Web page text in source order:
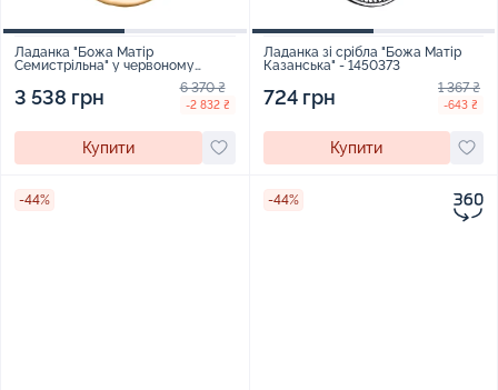
Ладанка "Божа Матір
Семистрільна" у червоному
3 538 грн 6 370 ₴
-2 832 ₴
Купити
Ладанка зі срібла "Божа Матір
Казанська" - 1450373
724 грн 1 367 ₴
-643 ₴
Купити
-44% -44%